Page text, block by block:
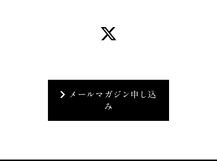
メールマガジン申し込
み